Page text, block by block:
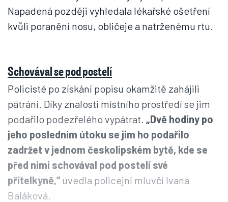
Napadená později vyhledala lékařské ošetření
kvůli poranění nosu, obličeje a natrženému rtu.
Schovával se pod postelí
Policisté po získání popisu okamžitě zahájili
pátrání. Díky znalosti místního prostředí se jim
podařilo podezřelého vypátrat. „Dvě hodiny po
jeho posledním útoku se jim ho podařilo
zadržet v jednom českolipském bytě, kde se
před nimi schovával pod postelí své
přítelkyně,“ uvedla policejní mluvčí Ivana
Baláková.